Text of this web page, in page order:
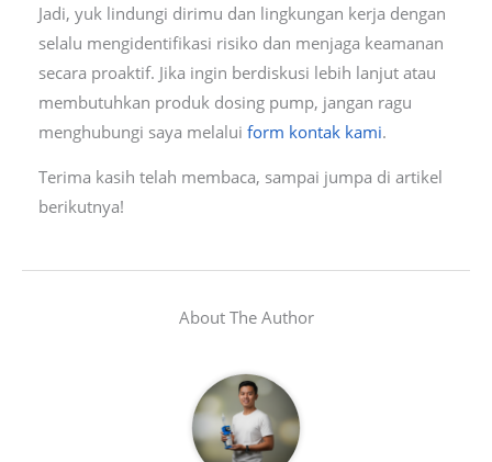
Jadi, yuk lindungi dirimu dan lingkungan kerja dengan
selalu mengidentifikasi risiko dan menjaga keamanan
secara proaktif. Jika ingin berdiskusi lebih lanjut atau
membutuhkan produk dosing pump, jangan ragu
menghubungi saya melalui form kontak kami.
Terima kasih telah membaca, sampai jumpa di artikel
berikutnya!
About The Author